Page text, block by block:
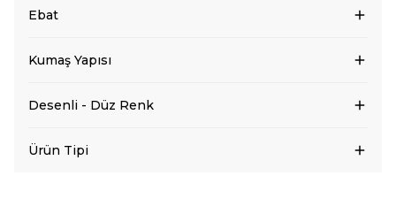
Ebat
Kumaş Yapısı
Desenli - Düz Renk
Ürün Tipi